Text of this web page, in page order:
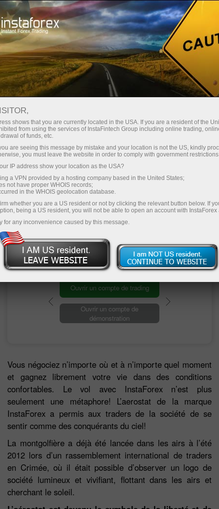
Campagnes Evénements Aéronef InstaForex
InstaForex: plus près du
Soleil
À l’été 2012, lors de la réunion internationale des
traders, la société a présenté un nouvel aérostat
orné du logo InstaForex.
Le trading avec InstaForex est la possibilité de
prendre son envol et de s’élever au-dessus de
l’agitation quotidienne, des difficultés de travail et
des problèmes financiers tout en faisant ce que
vous aimez.
Ouvrir un compte de trading
Ouvrir un compte de
démonstration
Vous négociez n’importe où et à n’importe quel moment
et gagnez librement votre vie dans des conditions
confortables. Le vol avec InstaForex n’est plus
seulement une métaphore! L’aerostat de la marque
InstaForex a permis aux traders de la société de se
sentir comme des conquérants du ciel!
La montgolfière a déjà été lancée dans les airs à l’été
2012 lors d’un rassemblement international de traders
en Crimée, où il était possible d’observer un logo de
société lumineux et vivifiant, flottant dans les airs et
cherchant le soleil.
shows that you are currently located in the USA. If you are a resident of the
from using the services of InstaFintech Group including online trading,
of funds, etc.
are seeing this message by mistake and your location is not the US, kindly
you must leave the website in order to comply with government
IP address show your location as the USA?
a VPN provided by a hosting company based in the United States;
not have proper WHOIS records;
in the WHOIS geolocation database.
whether you are a US resident or not by clicking the relevant button below. If
being a US resident, you will not be able to open an account with InstaForex
for any inconvenience caused by this message.